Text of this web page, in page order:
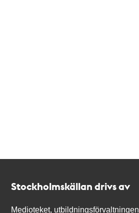
Stockholmskällan drivs av
Medioteket, utbildningsförvaltningen